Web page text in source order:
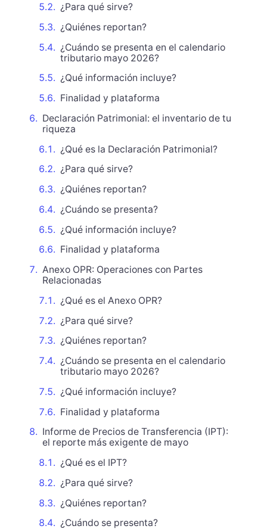
¿Para qué sirve?
¿Quiénes reportan?
¿Cuándo se presenta en el calendario
tributario mayo 2026?
¿Qué información incluye?
Finalidad y plataforma
Declaración Patrimonial: el inventario de tu
riqueza
¿Qué es la Declaración Patrimonial?
¿Para qué sirve?
¿Quiénes reportan?
¿Cuándo se presenta?
¿Qué información incluye?
Finalidad y plataforma
Anexo OPR: Operaciones con Partes
Relacionadas
¿Qué es el Anexo OPR?
¿Para qué sirve?
¿Quiénes reportan?
¿Cuándo se presenta en el calendario
tributario mayo 2026?
¿Qué información incluye?
Finalidad y plataforma
Informe de Precios de Transferencia (IPT):
el reporte más exigente de mayo
¿Qué es el IPT?
¿Para qué sirve?
¿Quiénes reportan?
¿Cuándo se presenta?